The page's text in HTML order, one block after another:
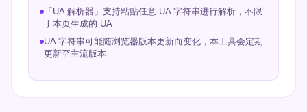
「UA 解析器」支持粘贴任意 UA 字符串进行解析，不限
于本页生成的 UA
UA 字符串可能随浏览器版本更新而变化，本工具会定期
更新至主流版本